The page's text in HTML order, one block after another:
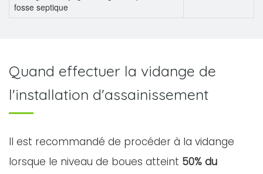
fosse septique
Quand effectuer la vidange de
l'installation d'assainissement
Il est recommandé de procéder à la vidange
lorsque le niveau de boues atteint 50% du